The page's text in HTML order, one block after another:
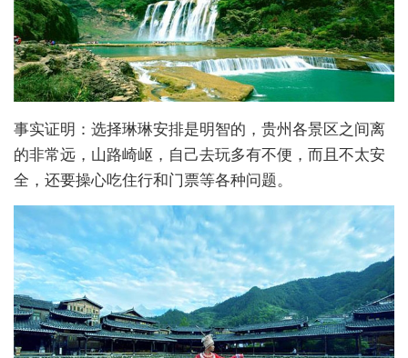
事实证明：选择琳琳安排是明智的，贵州各景区之间离
的非常远，山路崎岖，自己去玩多有不便，而且不太安
全，还要操心吃住行和门票等各种问题。